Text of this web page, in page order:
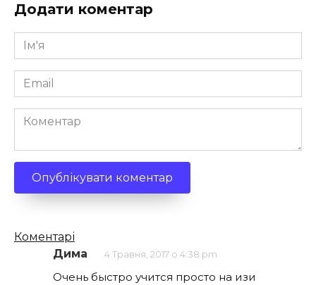
Додати коментар
Ім'я
*
Email
*
Коментар
Кількість
коментарів
Коментарі
Дима
4 Травня, 2017 о 4:38 pm
Очень быстро учится просто на изи